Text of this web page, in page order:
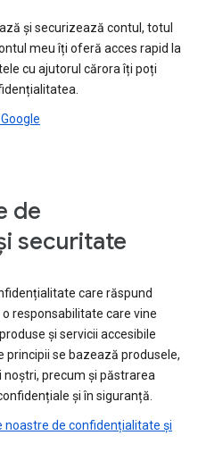
și securizează contul, totul
meu îți oferă acces rapid la
cu ajutorul cărora îți poți
de
securitate
care răspund
responsabilitate care vine
și servicii accesibile
principii se bazează produsele,
noștri, precum și păstrarea
și în siguranță.
noastre de confidențialitate și